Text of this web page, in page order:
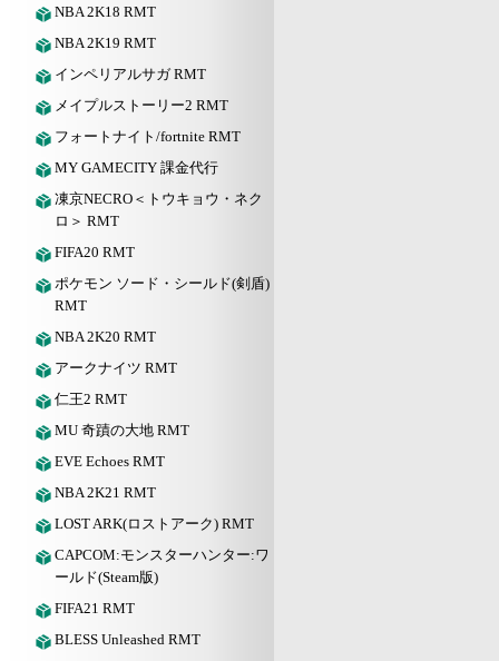
NBA 2K18 RMT
NBA 2K19 RMT
インペリアルサガ RMT
メイプルストーリー2 RMT
フォートナイト/fortnite RMT
MY GAMECITY 課金代行
凍京NECRO＜トウキョウ・ネク
ロ＞ RMT
FIFA20 RMT
ポケモン ソード・シールド(剣盾)
RMT
NBA 2K20 RMT
アークナイツ RMT
仁王2 RMT
MU 奇蹟の大地 RMT
EVE Echoes RMT
NBA 2K21 RMT
LOST ARK(ロストアーク) RMT
CAPCOM:モンスターハンター:ワ
ールド(Steam版)
FIFA21 RMT
BLESS Unleashed RMT